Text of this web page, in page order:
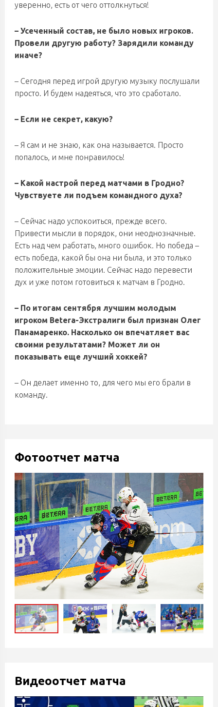
уверенно, есть от чего оттолкнуться!
– Усеченный состав, не было новых игроков.
Провели другую работу? Зарядили команду
иначе?
– Сегодня перед игрой другую музыку послушали
просто. И будем надеяться, что это сработало.
– Если не секрет, какую?
– Я сам и не знаю, как она называется. Просто
попалось, и мне понравилось!
– Какой настрой перед матчами в Гродно?
Чувствуете ли подъем командного духа?
– Сейчас надо успокоиться, прежде всего.
Привести мысли в порядок, они неоднозначные.
Есть над чем работать, много ошибок. Но победа –
есть победа, какой бы она ни была, и это только
положительные эмоции. Сейчас надо перевести
дух и уже потом готовиться к матчам в Гродно.
– По итогам сентября лучшим молодым
игроком Betera-Экстралиги был признан Олег
Панамаренко. Насколько он впечатляет вас
своими результатами? Может ли он
показывать еще лучший хоккей?
– Он делает именно то, для чего мы его брали в
команду.
Фотоотчет матча
Видеоотчет матча